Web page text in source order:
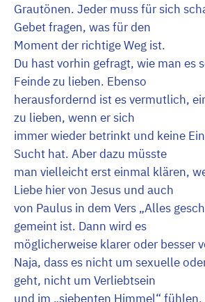
Grautönen. Jeder muss für sich
Gebet fragen, was für den
Moment der richtige Weg ist.
Du hast vorhin gefragt, wie man es
Feinde zu lieben. Ebenso
herausfordernd ist es vermutlich,
zu lieben, wenn er sich
immer wieder betrinkt und keine
Sucht hat. Aber dazu müsste
man vielleicht erst einmal klären,
Liebe hier von Jesus und auch
von Paulus in dem Vers „Alles
gemeint ist. Dann wird es
möglicherweise klarer oder besser
Naja, dass es nicht um sexuelle
geht, nicht um Verliebtsein
und im „siebenten Himmel“